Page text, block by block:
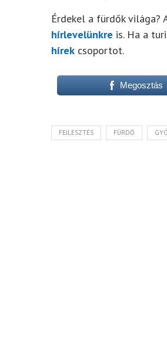
Érdekel a fürdők világa?
hírlevelünkre is. Ha a
hírek csoportot.
Megosztás
FEJLESZTÉS FÜRDŐ